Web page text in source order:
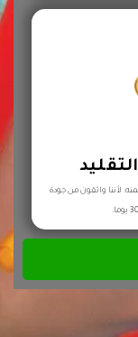
ثمنه. لأننا واثقون من جودة